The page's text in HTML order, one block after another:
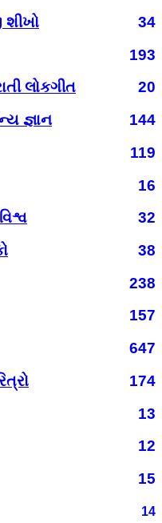
34
193
લોકગીત
20
જ્ઞાન
144
119
16
32
38
238
157
647
174
13
12
15
14